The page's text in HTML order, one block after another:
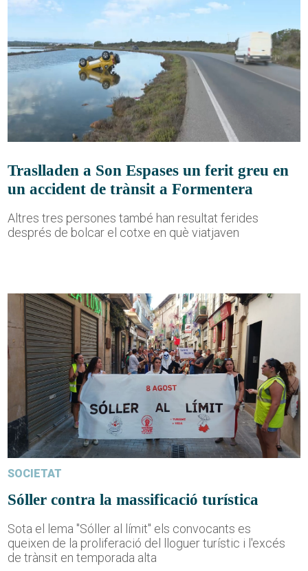
Traslladen a Son Espases un ferit greu en
un accident de trànsit a Formentera
Altres tres persones també han resultat ferides
després de bolcar el cotxe en què viatjaven
SOCIETAT
Sóller contra la massificació turística
Sota el lema "Sóller al límit" els convocants es
queixen de la proliferació del lloguer turístic i l'excés
de trànsit en temporada alta